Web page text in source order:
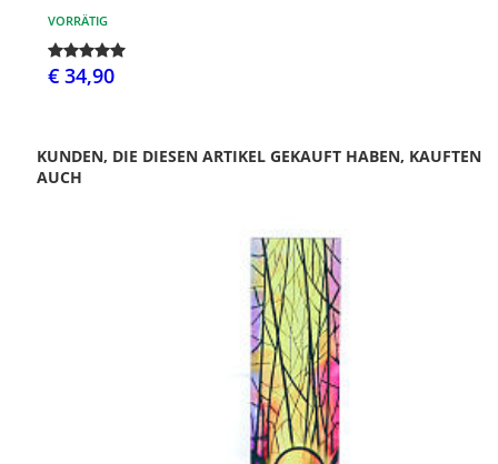
VORRÄTIG
€ 34,90
KUNDEN, DIE DIESEN ARTIKEL GEKAUFT HABEN, KAUFTEN
AUCH